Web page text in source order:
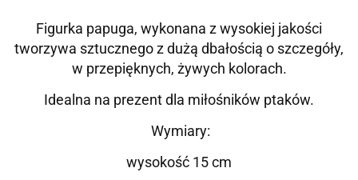
Figurka papuga, wykonana z wysokiej jakości
tworzywa sztucznego z dużą dbałością o szczegóły,
w przepięknych, żywych kolorach.
Idealna na prezent dla miłośników ptaków.
Wymiary:
wysokość 15 cm